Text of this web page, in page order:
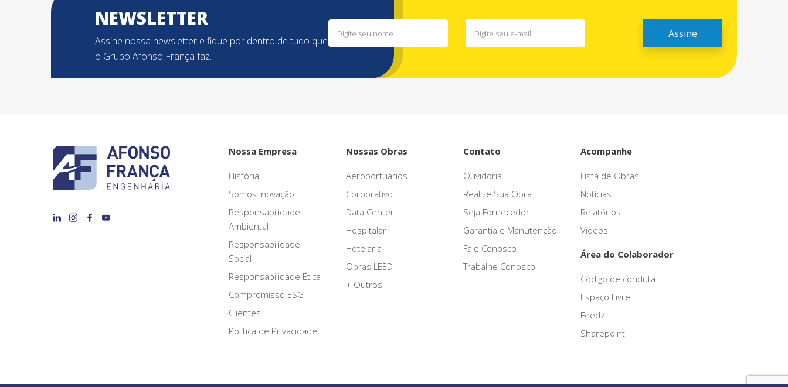
NEWSLETTER
Assine nossa newsletter e fique por dentro de tudo que
o Grupo Afonso França faz.
Nossa Empresa
História
Somos Inovação
Responsabilidade
Ambiental
Responsabilidade
Social
Responsabilidade Ética
Compromisso ESG
Clientes
Política de Privacidade
Nossas Obras
Aeroportuários
Corporativo
Data Center
Hospitalar
Hotelaria
Obras LEED
+ Outros
Contato
Ouvidoria
Realize Sua Obra
Seja Fornecedor
Garantia e Manutenção
Fale Conosco
Trabalhe Conosco
Acompanhe
Lista de Obras
Notícias
Relatórios
Vídeos
Área do Colaborador
Código de conduta
Espaço Livre
Feedz
Sharepoint